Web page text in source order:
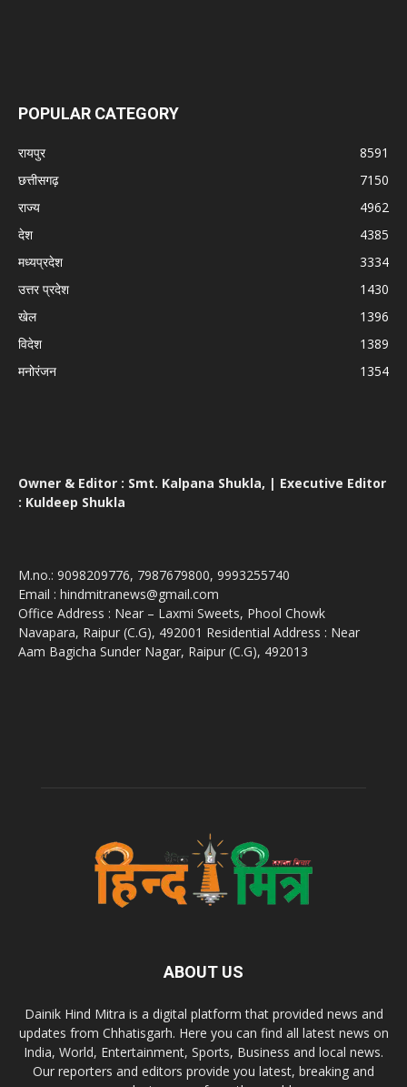
POPULAR CATEGORY
रायपुर
8591
छत्तीसगढ़
7150
राज्य
4962
देश
4385
मध्यप्रदेश
3334
उत्तर प्रदेश
1430
खेल
1396
विदेश
1389
मनोरंजन
1354
Owner & Editor : Smt. Kalpana Shukla, | Executive Editor
: Kuldeep Shukla
M.no.: 9098209776, 7987679800, 9993255740
Email : hindmitranews@gmail.com
Office Address : Near – Laxmi Sweets, Phool Chowk
Navapara, Raipur (C.G), 492001 Residential Address : Near
Aam Bagicha Sunder Nagar, Raipur (C.G), 492013
ABOUT US
Dainik Hind Mitra is a digital platform that provided news and
updates from Chhatisgarh. Here you can find all latest news on
India, World, Entertainment, Sports, Business and local news.
Our reporters and editors provide you latest, breaking and